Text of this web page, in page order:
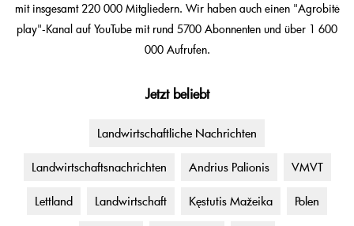
mit insgesamt 220 000 Mitgliedern. Wir haben auch einen "Agrobitė
play"-Kanal auf YouTube mit rund 5700 Abonnenten und über 1 600
000 Aufrufen.
Jetzt beliebt
Landwirtschaftliche Nachrichten
Landwirtschaftsnachrichten Andrius Palionis VMVT
Lettland Landwirtschaft Kęstutis Mažeika Polen